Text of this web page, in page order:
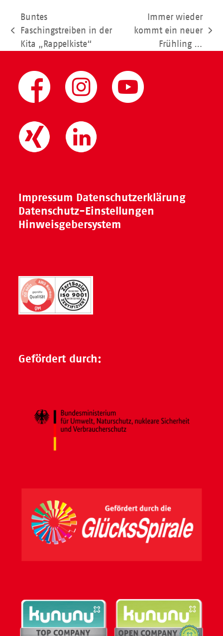
vorheriger
Beitrag:
Buntes
Faschingstreiben in der
Kita „Rappelkiste“
Nächster
Beitrag:
Immer wieder
kommt ein neuer
Frühling …
Impressum Datenschutzerklärung
Datenschutz-Einstellungen
Hinweisgebersystem
Gefördert durch: